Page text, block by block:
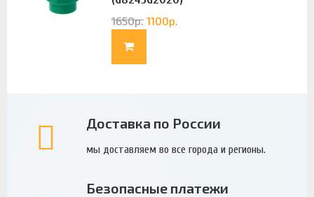
1650р. 1100р.
Доставка по России
мы доставляем во все города и регионы.
Безопасные платежи